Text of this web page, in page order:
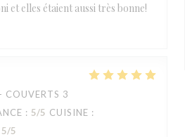
et elles étaient aussi très bonne!
3
: 5/5 CUISINE :
5/5